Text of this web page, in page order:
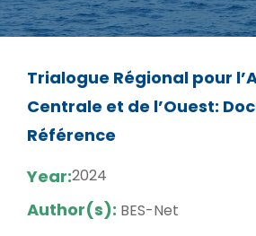
Trialogue Régional pour
Centrale et de l’Ouest:
Référence
Year:2024
Author(s): BES-Net